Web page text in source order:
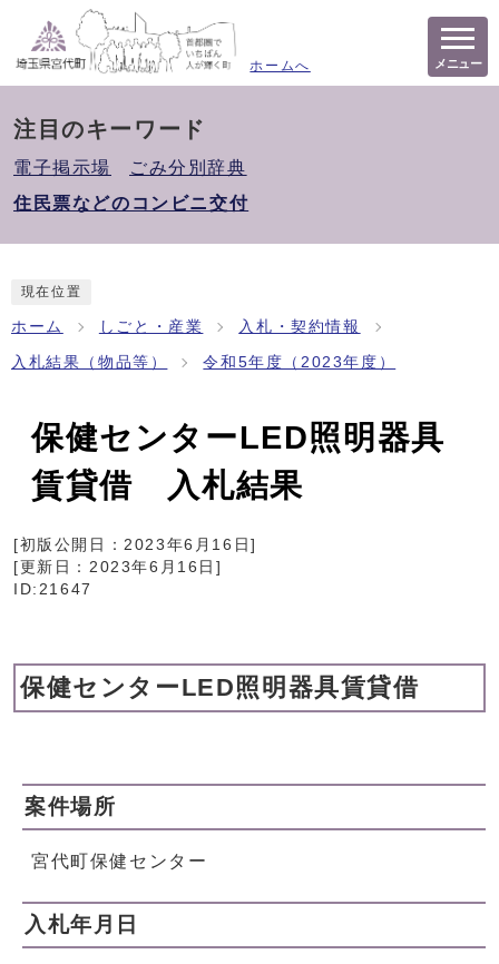
ホームへ メニュー
注目のキーワード
電子掲示場
ごみ分別辞典
住民票などのコンビニ交付
現在位置
ホーム しごと・産業 入札・契約情報
入札結果（物品等） 令和5年度（2023年度）
保健センターLED照明器具
賃貸借 入札結果
[初版公開日：2023年6月16日]
[更新日： 2023年6月16日 ]
ID:21647
保健センターLED照明器具賃貸借
案件場所
宮代町保健センター
入札年月日